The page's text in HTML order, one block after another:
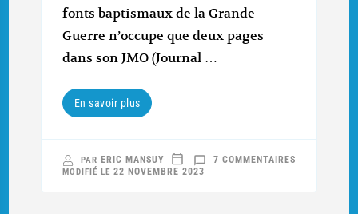
fonts baptismaux de la Grande
Guerre n’occupe que deux pages
dans son JMO (Journal …
En savoir plus
PAR ERIC MANSUY 7 COMMENTAIRESSUR
MODIFIÉ LE22 NOVEMBRE 2023